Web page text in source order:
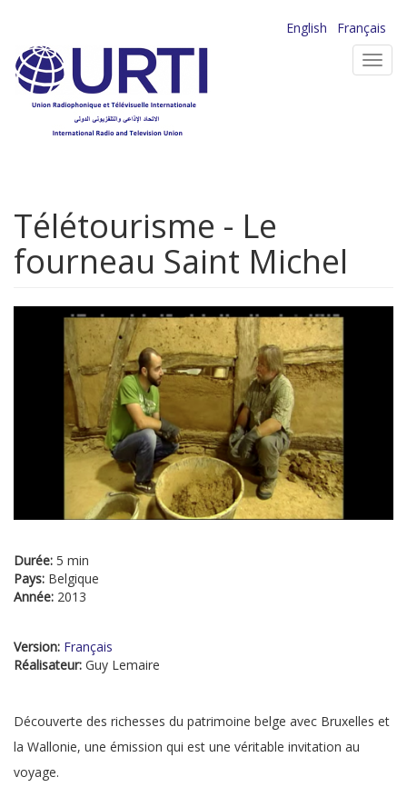
contenu
principal
English
Français
Télétourisme - Le
fourneau Saint Michel
Durée: 5 min
Pays: Belgique
Année: 2013
Version: Français
Réalisateur: Guy Lemaire
Découverte des richesses du patrimoine belge avec Bruxelles et
la Wallonie, une émission qui est une véritable invitation au
voyage.